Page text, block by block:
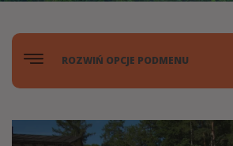
ROZWIŃ OPCJE PODMENU